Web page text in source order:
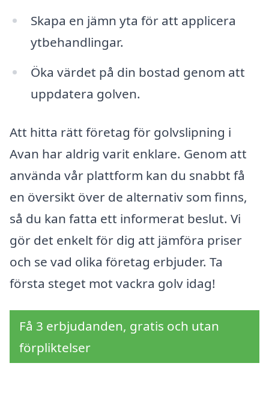
Skapa en jämn yta för att applicera
ytbehandlingar.
Öka värdet på din bostad genom att
uppdatera golven.
Att hitta rätt företag för golvslipning i
Avan har aldrig varit enklare. Genom att
använda vår plattform kan du snabbt få
en översikt över de alternativ som finns,
så du kan fatta ett informerat beslut. Vi
gör det enkelt för dig att jämföra priser
och se vad olika företag erbjuder. Ta
första steget mot vackra golv idag!
Få 3 erbjudanden, gratis och utan
förpliktelser